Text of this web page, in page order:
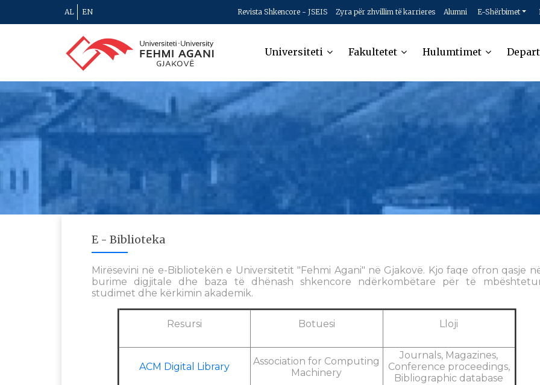
AL EN Revista Shkencore - JSEIS Zyra për zhvillim të karrieres Alumni E-Shërbimet
Universiteti Fakultetet Hulumtimet
E - Biblioteka
Mirësevini në e-Bibliotekën e Universitetit "Fehmi Agani" në Gjakovë. Kjo faqe ofron qasje
burime digjitale dhe baza të dhënash shkencore ndërkombëtare për të
studimet dhe kërkimin akademik.
Resursi Botuesi Lloji
ACM Digital Library
Association for Computing
Machinery
Journals, Magazines,
Conference proceedings,
Bibliographic database